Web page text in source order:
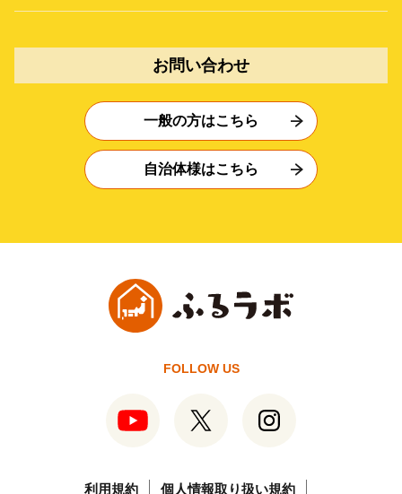
お問い合わせ
一般の方はこちら
自治体様はこちら
FOLLOW US
利用規約 個人情報取り扱い規約